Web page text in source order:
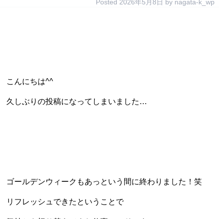
Posted 2026年5月8日 by nagata-k_wp
こんにちは^^
久しぶりの投稿になってしまいました…
ゴールデンウィークもあっという間に終わりました！笑
リフレッシュできたということで